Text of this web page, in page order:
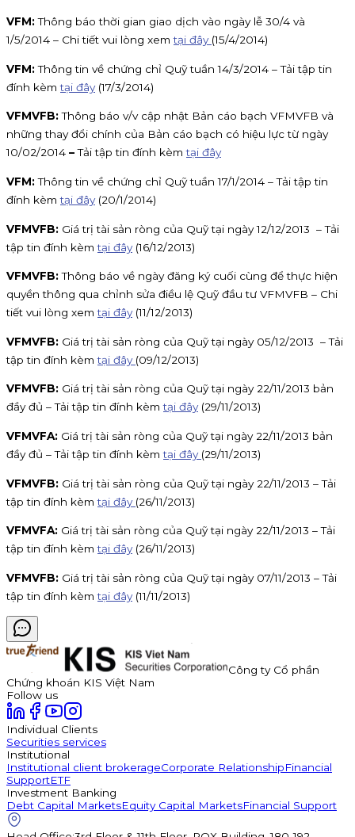
VFM:Thông báo thời gian giao dịch vào ngày lễ 30/4 và
1/5/2014 – Chi tiết vui lòng xemtại đây (15/4/2014)
VFM:Thông tin về chứng chỉ Quỹ tuần 14/3/2014 – Tải tập tin
đính kèmtại đây(17/3/2014)
VFMVFB:Thông báo v/v cập nhật Bản cáo bạch VFMVFB và
những thay đổi chính của Bản cáo bạch có hiệu lực từ ngày
10/02/2014 –Tải tập tin đính kèmtại đây
VFM:Thông tin về chứng chỉ Quỹ tuần 17/1/2014 – Tải tập tin
đính kèmtại đây(20/1/2014)
VFMVFB: Giá trị tài sản ròng của Quỹ tại ngày 12/12/2013 – Tải
tập tin đính kèmtại đây(16/12/2013)
VFMVFB:Thông báo về ngày đăng ký cuối cùng để thực hiện
quyền thông qua chỉnh sửa điều lệ Quỹ đầu tư VFMVFB – Chi
tiết vui lòng xemtại đây(11/12/2013)
VFMVFB: Giá trị tài sản ròng của Quỹ tại ngày 05/12/2013 – Tải
tập tin đính kèmtại đây (09/12/2013)
VFMVFB: Giá trị tài sản ròng của Quỹ tại ngày 22/11/2013 bản
đầy đủ – Tải tập tin đính kèmtại đây(29/11/2013)
VFMVFA: Giá trị tài sản ròng của Quỹ tại ngày 22/11/2013 bản
đầy đủ – Tải tập tin đính kèmtại đây (29/11/2013)
VFMVFB: Giá trị tài sản ròng của Quỹ tại ngày 22/11/2013 – Tải
tập tin đính kèmtại đây (26/11/2013)
VFMVFA: Giá trị tài sản ròng của Quỹ tại ngày 22/11/2013 – Tải
tập tin đính kèmtại đây(26/11/2013)
VFMVFB: Giá trị tài sản ròng của Quỹ tại ngày 07/11/2013 – Tải
tập tin đính kèmtại đây(11/11/2013)
Công ty Cổ phần
Chứng khoán KIS Việt Nam
Follow us
Individual Clients
Securities services
Institutional
Institutional client brokerageCorporate RelationshipFinancial
SupportETF
Investment Banking
Debt Capital MarketsEquity Capital MarketsFinancial Support